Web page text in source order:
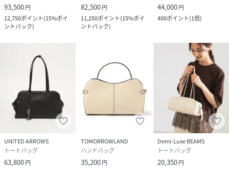
93,500円
12,750ポイント(15%ポイ
ントバック)
82,500円
11,250ポイント(15%ポイ
ントバック)
44,000円
400ポイント(1倍)
UNITED ARROWS
トートバッグ
63,800円
TOMORROWLAND
ハンドバッグ
35,200円
Demi-Luxe BEAMS
トートバッグ
20,350円